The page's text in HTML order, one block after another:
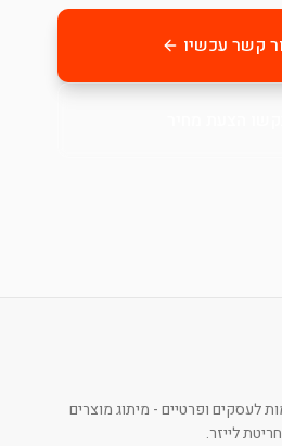
קשר עכשיו
לעסקים ופרטיים - מיתוג מוצרים
לייזר.